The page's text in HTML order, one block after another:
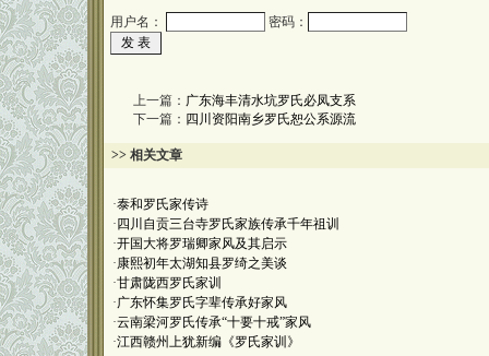
用户名：
密码：
上一篇： 广东海丰清水坑罗氏必凤支系
下一篇： 四川资阳南乡罗氏恕公系源流
>> 相关文章
·泰和罗氏家传诗
· 四川自贡三台寺罗氏家族传承千年祖训
·开国大将罗瑞卿家风及其启示
·康熙初年太湖知县罗绮之美谈
·甘肃陇西罗氏家训
·广东怀集罗氏字辈传承好家风
·云南梁河罗氏传承“十要十戒”家风
·江西赣州上犹新编《罗氏家训》